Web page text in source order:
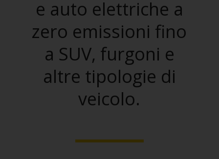
e auto elettriche a
zero emissioni fino
a SUV, furgoni e
altre tipologie di
veicolo.